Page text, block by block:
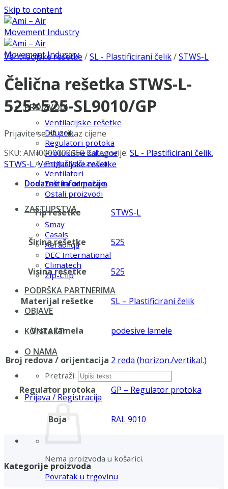
Skip to content
PROIZVODI
Ventilacijske rešetke
Difuzori
Regulatori protoka
Protukišne žaluzine
Prigušivači zvuka
Ventilatori
Zaštita od požara
Ostali proizvodi
ZASTUPSTVA
Smay
Casals
Aerauliqa
DEC International
Climatech
Zip-Clip
PODRŠKA PARTNERIMA
OBJAVE
KONTAKT
O NAMA
Pretraži:
Prijava / Registracija
Nema proizvoda u košarici.
Povratak u trgovinu
Ventilacijske rešetke /SL - Plastificirani čelik/STWS-L
Čelična rešetka STWS-L-
525×525-SL9010/GP
Prijavite se za prikaz cijene
SKU: AMI0000003660 Kategorije: SL - Plastificirani čelik,
STWS-L,Ventilacijske rešetke
Dodatne informacije
Tip rešetke STWS-L
Širina rešetke 525
Visina rešetke 525
Materijal rešetke SL – Plastificirani čelik
Vrsta lamela podesive lamele
Broj redova / orijentacija 2 reda (horizon./vertikal.)
Regulator protoka GP – Regulator protoka
Boja RAL 9010
Kategorije proizvoda